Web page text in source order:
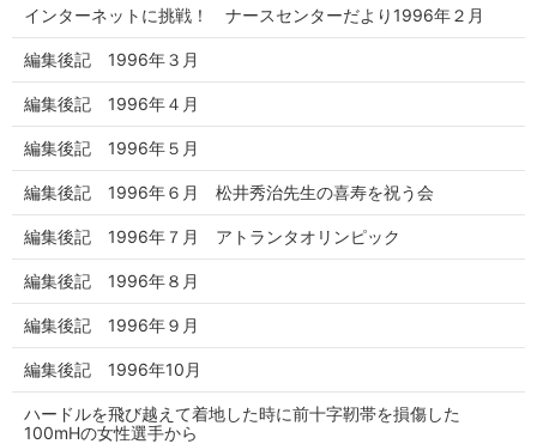
インターネットに挑戦！ ナースセンターだより1996年２月
編集後記 1996年３月
編集後記 1996年４月
編集後記 1996年５月
編集後記 1996年６月 松井秀治先生の喜寿を祝う会
編集後記 1996年７月 アトランタオリンピック
編集後記 1996年８月
編集後記 1996年９月
編集後記 1996年10月
ハードルを飛び越えて着地した時に前十字靭帯を損傷した
100mHの女性選手から